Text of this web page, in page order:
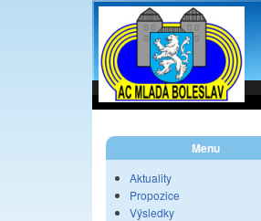
Menu
Aktuality
Propozice
Výsledky